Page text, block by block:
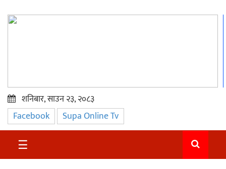
प्रमुख
समाचार
सुदुर
शनिबार, साउन २३, २०८३
Facebook Supa Online Tv
☰